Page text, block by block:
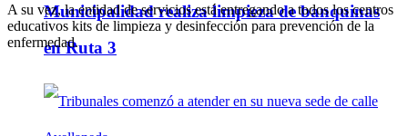
Municipalidad realiza limpieza de banquinas
en Ruta 3
A su vez, la entidad de servicios está entregando a todos los centros
educativos kits de limpieza y desinfección para prevención de la
enfermedad.